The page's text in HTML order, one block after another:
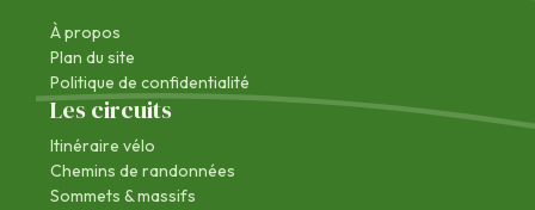
À propos
Plan du site
Politique de confidentialité
Les circuits
Itinéraire vélo
Chemins de randonnées
Sommets & massifs